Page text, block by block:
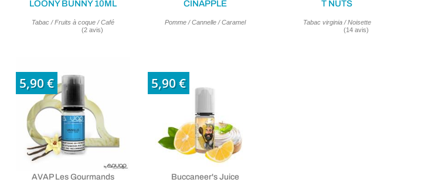
(6 avis)
LOONY BUNNY 10ML
Tabac / Fruits à coque / Café
CINAPPLE
Pomme / Cannelle / Caramel
T NUTS
Tabac virginia / Noisette
5,90 €
AVAP Les Gourmands
5,90 €
Buccaneer's Juice